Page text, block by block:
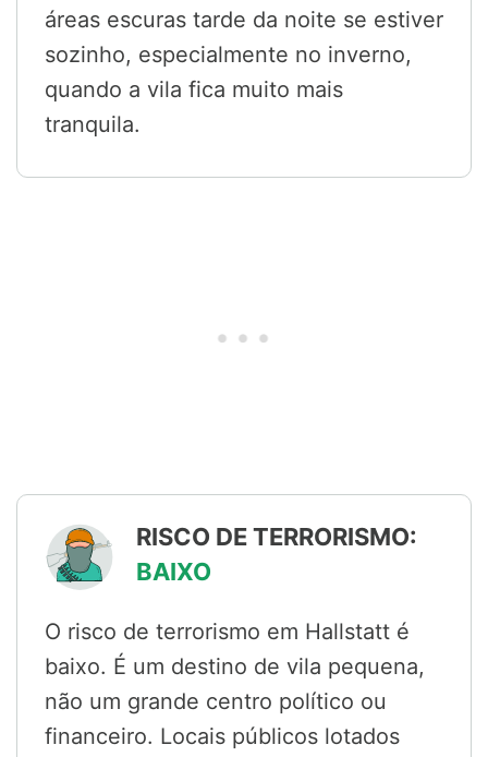
áreas escuras tarde da noite se estiver
sozinho, especialmente no inverno,
quando a vila fica muito mais
tranquila.
RISCO DE TERRORISMO:
BAIXO
O risco de terrorismo em Hallstatt é
baixo. É um destino de vila pequena,
não um grande centro político ou
financeiro. Locais públicos lotados